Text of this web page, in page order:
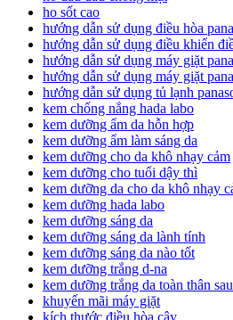
ho sốt cao
hướng dẫn sử dụng điều hòa
hướng dẫn sử dụng điều khiển
hướng dẫn sử dụng máy giặt
hướng dẫn sử dụng máy giặt
hướng dẫn sử dụng tủ lạnh
kem chống nắng hada labo
kem dưỡng ẩm da hỗn hợp
kem dưỡng ẩm làm sáng da
kem dưỡng cho da khô nhạy cảm
kem dưỡng cho tuổi dậy thì
kem dưỡng da cho da khô nhạy
kem dưỡng hada labo
kem dưỡng sáng da
kem dưỡng sáng da lành tính
kem dưỡng sáng da nào tốt
kem dưỡng trắng d-na
kem dưỡng trắng da toàn thân
khuyến mãi máy giặt
kích thước điều hòa cây